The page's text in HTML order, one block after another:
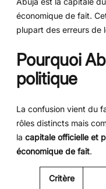
économique de fait.
plupart des erreurs de
Pourquoi
politique
La confusion vient du
rôles distincts mais
la capitale officielle et
économique de fait.
Critère